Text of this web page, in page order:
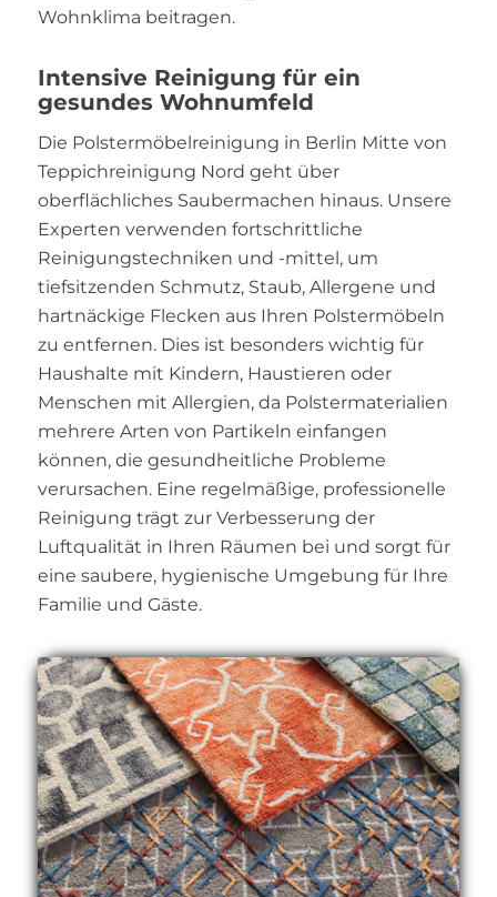
Wohnklima beitragen.
Intensive Reinigung für ein
gesundes Wohnumfeld
Die Polstermöbelreinigung in Berlin Mitte von
Teppichreinigung Nord geht über
oberflächliches Saubermachen hinaus. Unsere
Experten verwenden fortschrittliche
Reinigungstechniken und -mittel, um
tiefsitzenden Schmutz, Staub, Allergene und
hartnäckige Flecken aus Ihren Polstermöbeln
zu entfernen. Dies ist besonders wichtig für
Haushalte mit Kindern, Haustieren oder
Menschen mit Allergien, da Polstermaterialien
mehrere Arten von Partikeln einfangen
können, die gesundheitliche Probleme
verursachen. Eine regelmäßige, professionelle
Reinigung trägt zur Verbesserung der
Luftqualität in Ihren Räumen bei und sorgt für
eine saubere, hygienische Umgebung für Ihre
Familie und Gäste.